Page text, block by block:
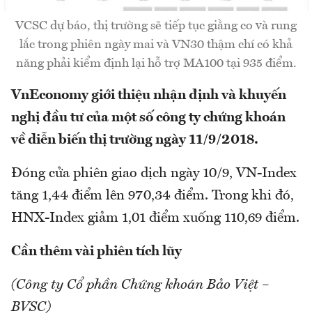
VCSC dự báo, thị trường sẽ tiếp tục giằng co và rung
lắc trong phiên ngày mai và VN30 thậm chí có khả
năng phải kiểm định lại hỗ trợ MA100 tại 935 điểm.
VnEconomy giới thiệu nhận định và khuyến
nghị đầu tư của một số công ty chứng khoán
về diễn biến thị trường ngày 11/9/2018.
Đóng cửa phiên giao dịch ngày 10/9, VN-Index
tăng 1,44 điểm lên 970,34 điểm. Trong khi đó,
HNX-Index giảm 1,01 điểm xuống 110,69 điểm.
Cần thêm vài phiên tích lũy
(Công ty Cổ phần Chứng khoán Bảo Việt –
BVSC)